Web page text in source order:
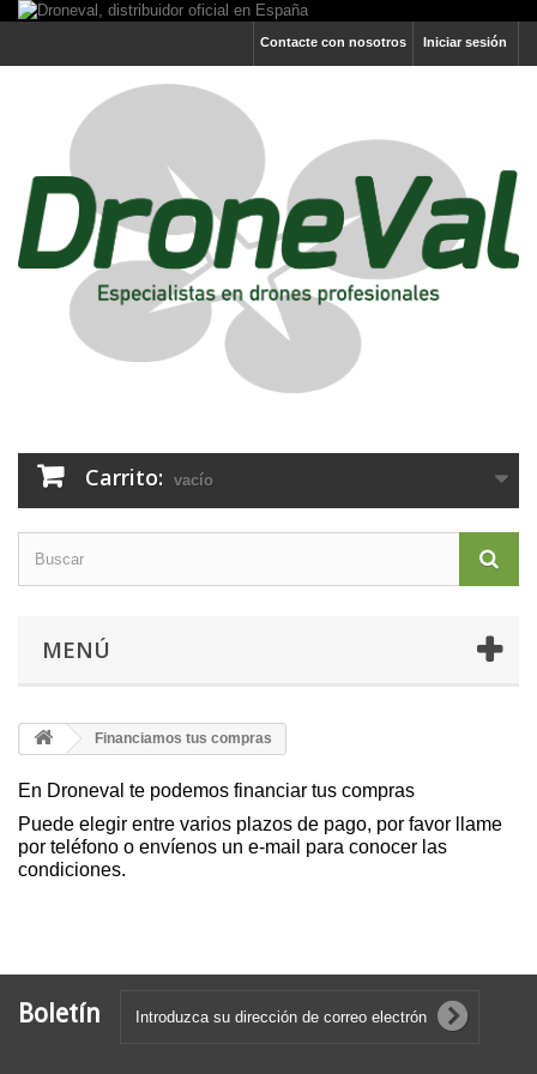
Iniciar sesión
Contacte con nosotros
Carrito: vacío
MENÚ
Financiamos tus compras
En Droneval te podemos financiar tus compras
Puede elegir entre varios plazos de pago, por favor llame
por teléfono o envíenos un e-mail para conocer las
condiciones.
Boletín